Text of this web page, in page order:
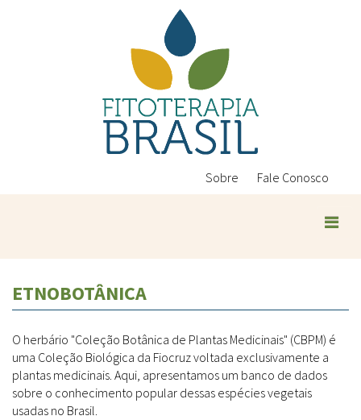
Sobre Fale Conosco
ETNOBOTÂNICA
O herbário "Coleção Botânica de Plantas Medicinais" (CBPM) é
uma Coleção Biológica da Fiocruz voltada exclusivamente a
plantas medicinais. Aqui, apresentamos um banco de dados
sobre o conhecimento popular dessas espécies vegetais
usadas no Brasil.